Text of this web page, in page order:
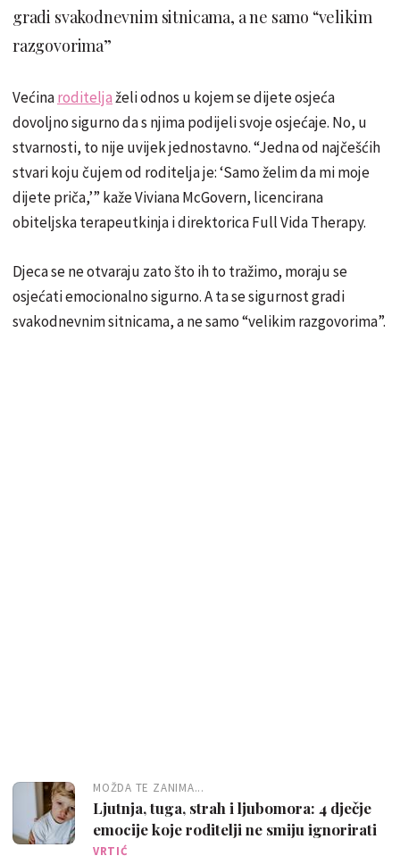
gradi svakodnevnim sitnicama, a ne samo “velikim
razgovorima”
Većinaroditeljaželi odnos u kojem se dijete osjeća
dovoljno sigurno da s njima podijeli svoje osjećaje. No, u
stvarnosti, to nije uvijek jednostavno. “Jedna od najčešćih
stvari koju čujem od roditelja je: ‘Samo želim da mi moje
dijete priča,’” kaže Viviana McGovern, licencirana
obiteljska terapeutkinja i direktorica Full Vida Therapy.
Djeca se ne otvaraju zato što ih to tražimo, moraju se
osjećati emocionalno sigurno. A ta se sigurnost gradi
svakodnevnim sitnicama, a ne samo “velikim razgovorima”.
MOŽDA TE ZANIMA...
Ljutnja, tuga, strah i ljubomora: 4 dječje
emocije koje roditelji ne smiju ignorirati
VRTIĆ